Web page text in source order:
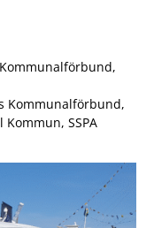
Kommunalförbund,
SSPA